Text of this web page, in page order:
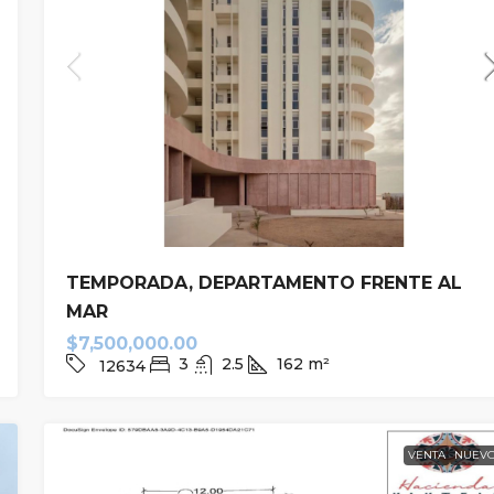
TEMPORADA, DEPARTAMENTO FRENTE AL
MAR
$7,500,000.00
12634 3 2.5 162 m²
VENTA
Desde $1,527,537.00
TERRENO